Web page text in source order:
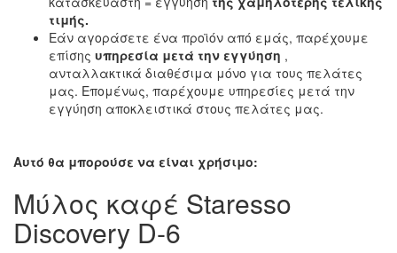
τιμής.
Εάν αγοράσετε ένα προϊόν από εμάς, παρέχουμε
επίσης υπηρεσία μετά την εγγύηση ,
ανταλλακτικά διαθέσιμα μόνο για τους πελάτες
μας. Επομένως, παρέχουμε υπηρεσίες μετά την
εγγύηση αποκλειστικά στους πελάτες μας.
Αυτό θα μπορούσε να είναι χρήσιμο:
Μύλος καφέ Staresso
Discovery D-6